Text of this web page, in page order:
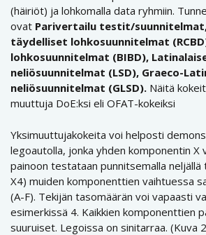
(häiriöt) ja lohkomalla data ryhmiin.
ovat Parivertailu testit/
täydelliset lohkosuunnitelmat
lohkosuunnitelmat (BIBD),
neliösuunnitelmat (LSD), Graeco-
neliösuunnitelmat (GLSD). Näitä
muuttuja DoE:ksi eli OFAT-kokeiksi
Yksimuuttujakokeita voi helposti
legoautolla, jonka yhden komponentin X
painoon testataan punnitsemalla neljällä
X4) muiden komponenttien vaihtuessa
(A-F). Tekijän tasomäärän voi vapaasti
esimerkissä 4. Kaikkien komponenttien
suuruiset. Legoissa on sinitarraa. (Kuva